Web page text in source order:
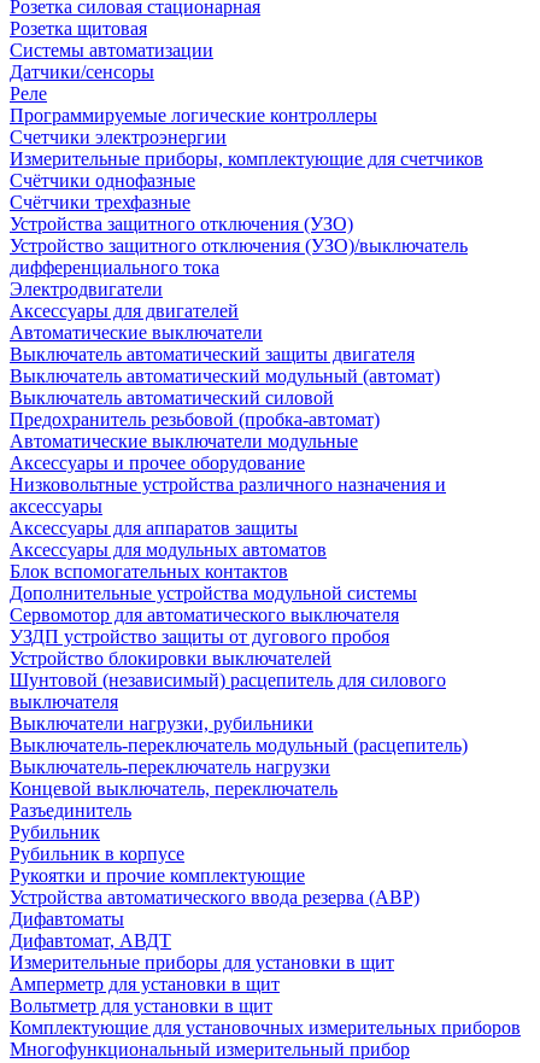
Розетка силовая стационарная
Розетка щитовая
Системы автоматизации
Датчики/сенсоры
Реле
Программируемые логические контроллеры
Счетчики электроэнергии
Измерительные приборы, комплектующие для счетчиков
Счётчики однофазные
Счётчики трехфазные
Устройства защитного отключения (УЗО)
Устройство защитного отключения (УЗО)/выключатель
дифференциального тока
Электродвигатели
Аксессуары для двигателей
Автоматические выключатели
Выключатель автоматический защиты двигателя
Выключатель автоматический модульный (автомат)
Выключатель автоматический силовой
Предохранитель резьбовой (пробка-автомат)
Автоматические выключатели модульные
Аксессуары и прочее оборудование
Низковольтные устройства различного назначения и
аксессуары
Аксессуары для аппаратов защиты
Аксессуары для модульных автоматов
Блок вспомогательных контактов
Дополнительные устройства модульной системы
Сервомотор для автоматического выключателя
УЗДП устройство защиты от дугового пробоя
Устройство блокировки выключателей
Шунтовой (независимый) расцепитель для силового
выключателя
Выключатели нагрузки, рубильники
Выключатель-переключатель модульный (расцепитель)
Выключатель-переключатель нагрузки
Концевой выключатель, переключатель
Разъединитель
Рубильник
Рубильник в корпусе
Рукоятки и прочие комплектующие
Устройства автоматического ввода резерва (АВР)
Дифавтоматы
Дифавтомат, АВДТ
Измерительные приборы для установки в щит
Амперметр для установки в щит
Вольтметр для установки в щит
Комплектующие для установочных измерительных приборов
Многофункциональный измерительный прибор